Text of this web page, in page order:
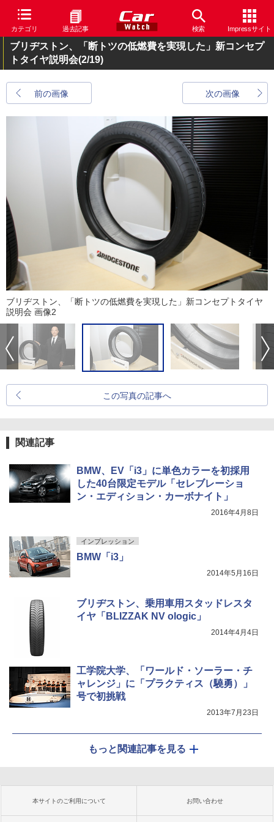
カテゴリ 過去記事 検索 Impressサイト
ブリヂストン、「断トツの低燃費を実現した」新コンセプ
トタイヤ説明会(2/19)
前の画像 次の画像
ブリヂストン、「断トツの低燃費を実現した」新コンセプトタイヤ
説明会 画像2
この写真の記事へ
関連記事
BMW、EV「i3」に単色カラーを初採用
した40台限定モデル「セレブレーショ
ン・エディション・カーボナイト」
2016年4月8日
インプレッション
BMW「i3」
2014年5月16日
ブリヂストン、乗用車用スタッドレスタ
イヤ「BLIZZAK NV ologic」
2014年4月4日
工学院大学、「ワールド・ソーラー・チ
ャレンジ」に「プラクティス（驍勇）」
号で初挑戦
2013年7月23日
もっと関連記事を見る
本サイトのご利用について お問い合わせ